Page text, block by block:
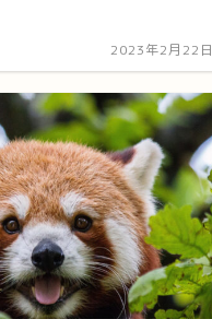
2023年2月22日